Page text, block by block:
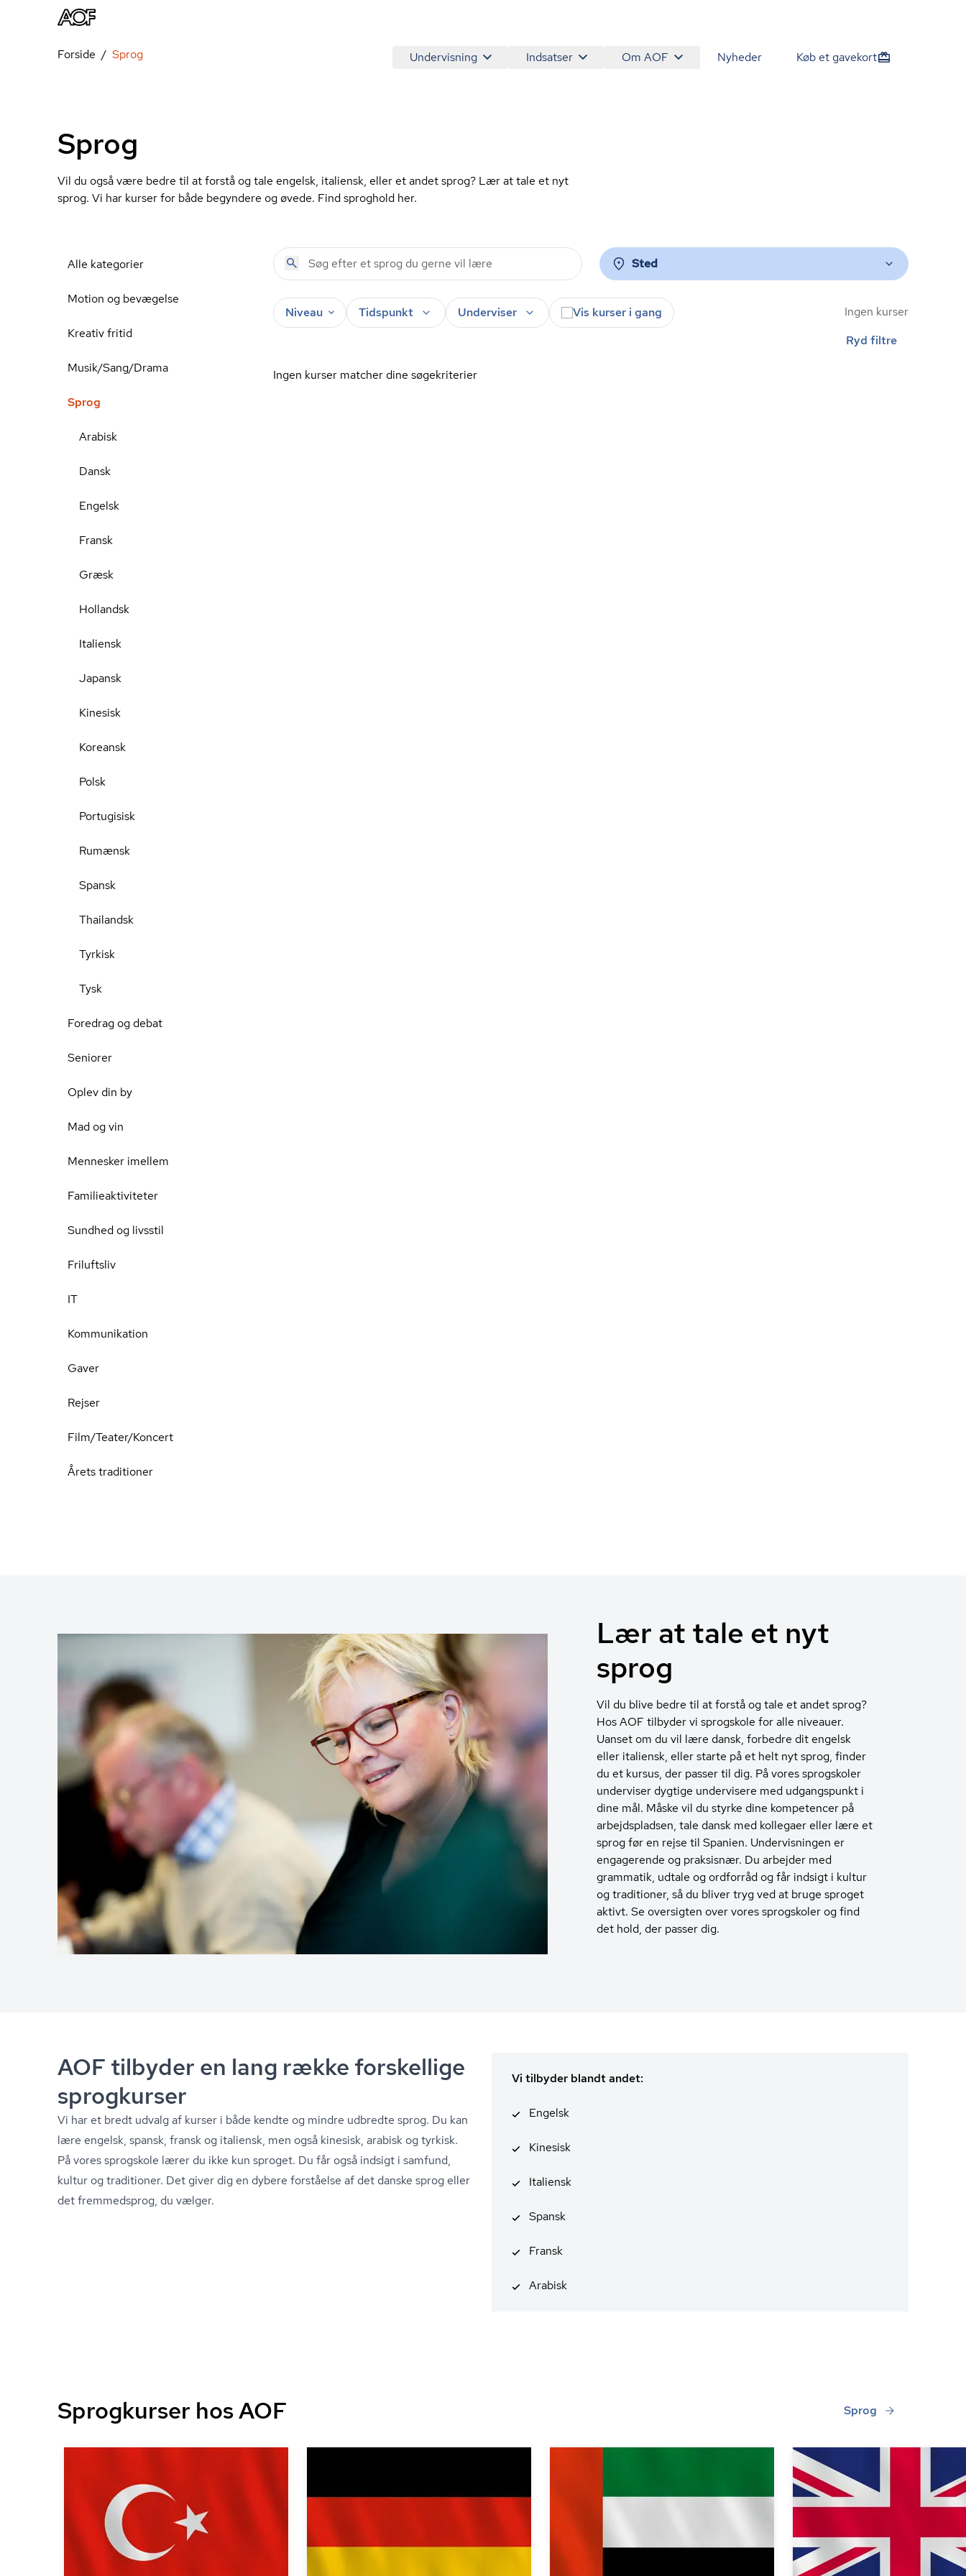
Undervisning Indsatser Om AOF Nyheder Køb et gavekort
Forside Sprog
Sprog
Vil du også være bedre til at forstå og tale engelsk, italiensk, eller et andet sprog? Lær at tale et nyt
sprog. Vi har kurser for både begyndere og øvede. Find sproghold her.
Alle kategorier
Motion og bevægelse
Kreativ fritid
Musik/Sang/Drama
Sprog
Arabisk
Dansk
Engelsk
Fransk
Græsk
Hollandsk
Italiensk
Japansk
Kinesisk
Koreansk
Polsk
Portugisisk
Rumænsk
Spansk
Thailandsk
Tyrkisk
Tysk
Foredrag og debat
Seniorer
Oplev din by
Mad og vin
Mennesker imellem
Familieaktiviteter
Sundhed og livsstil
Friluftsliv
IT
Kommunikation
Gaver
Rejser
Film/Teater/Koncert
Årets traditioner
Sted
Niveau Tidspunkt Underviser Vis kurser i gang
Ingen kurser
Ryd filtre
Ingen kurser matcher dine søgekriterier
Lær at tale et nyt
sprog
Vil du blive bedre til at forstå og tale et andet sprog?
Hos AOF tilbyder vi sprogskole for alle niveauer.
Uanset om du vil lære dansk, forbedre dit engelsk
eller italiensk, eller starte på et helt nyt sprog, finder
du et kursus, der passer til dig. På vores sprogskoler
underviser dygtige undervisere med udgangspunkt i
dine mål. Måske vil du styrke dine kompetencer på
arbejdspladsen, tale dansk med kollegaer eller lære et
sprog før en rejse til Spanien. Undervisningen er
engagerende og praksisnær. Du arbejder med
grammatik, udtale og ordforråd og får indsigt i kultur
og traditioner, så du bliver tryg ved at bruge sproget
aktivt. Se oversigten over vores sprogskoler og find
det hold, der passer dig.
AOF tilbyder en lang række forskellige
sprogkurser
Vi har et bredt udvalg af kurser i både kendte og mindre udbredte sprog. Du kan
lære engelsk, spansk, fransk og italiensk, men også kinesisk, arabisk og tyrkisk.
På vores sprogskole lærer du ikke kun sproget. Du får også indsigt i samfund,
kultur og traditioner. Det giver dig en dybere forståelse af det danske sprog eller
det fremmedsprog, du vælger.
Vi tilbyder blandt andet:
Engelsk
Kinesisk
Italiensk
Spansk
Fransk
Arabisk
Sprogkurser hos AOF Sprog